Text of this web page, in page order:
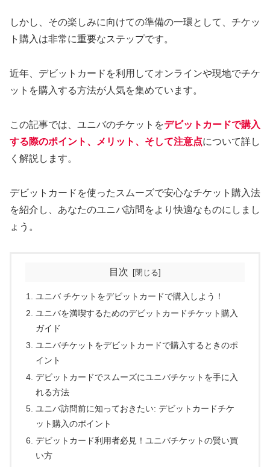
しかし、その楽しみに向けての準備の一環として、チケッ
ト購入は非常に重要なステップです。
近年、デビットカードを利用してオンラインや現地でチケ
ットを購入する方法が人気を集めています。
この記事では、ユニバのチケットをデビットカードで購入
する際のポイント、メリット、そして注意点について詳し
く解説します。
デビットカードを使ったスムーズで安心なチケット購入法
を紹介し、あなたのユニバ訪問をより快適なものにしまし
ょう。
目次
ユニバ チケットをデビットカードで購入しよう！
ユニバを満喫するためのデビットカードチケット購入
ガイド
ユニバチケットをデビットカードで購入するときのポ
イント
デビットカードでスムーズにユニバチケットを手に入
れる方法
ユニバ訪問前に知っておきたい: デビットカードチケ
ット購入のポイント
デビットカード利用者必見！ユニバチケットの賢い買
い方